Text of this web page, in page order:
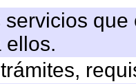
servicios
ellos.